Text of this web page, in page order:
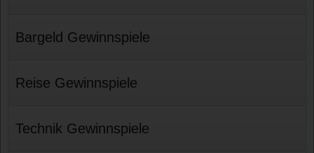
Bargeld Gewinnspiele
Reise Gewinnspiele
Technik Gewinnspiele